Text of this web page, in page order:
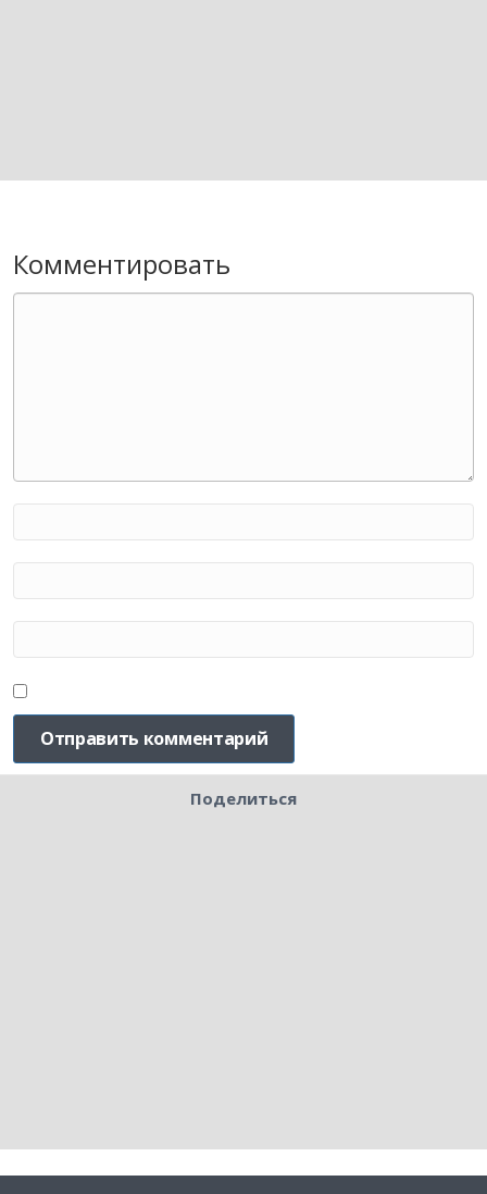
Комментировать
Поделиться